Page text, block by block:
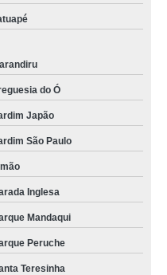
do Ó
Japão
São Paulo
Inglesa
Mandaqui
Peruche
Teresinha